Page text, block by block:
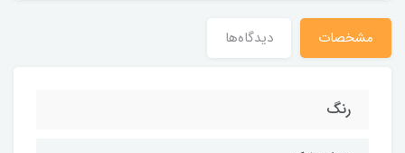
مشخصات دیدگاه‌ها
رنگ